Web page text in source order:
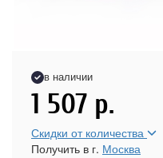
в наличии
1 507 р.
Скидки от количества
Получить в г. Москва